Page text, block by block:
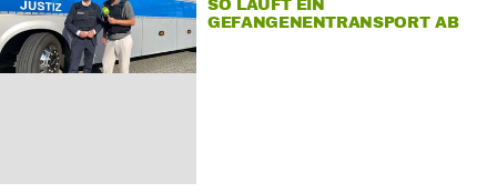
SO LÄUFT EIN
GEFANGENENTRANSPORT AB